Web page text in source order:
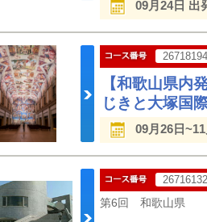
09月24日 出
【和歌山県内
じきと大塚国
09月26日